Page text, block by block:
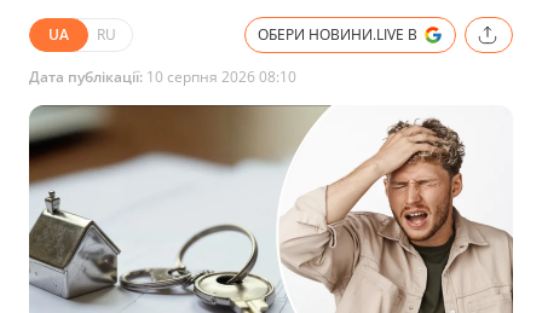
UA RU ОБЕРИ НОВИНИ.LIVE В
Дата публікації: 10 серпня 2026 08:10